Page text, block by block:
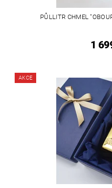
PŮLLITR CHMEL
1
AKCE